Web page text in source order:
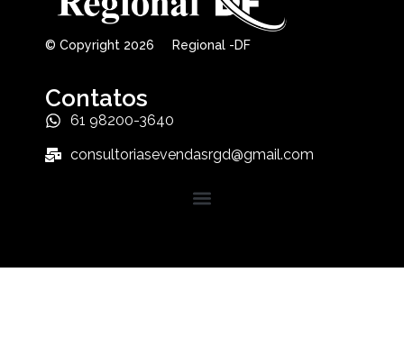
© Copyright 2026 Regional -DF
Contatos
61 98200-3640
consultoriasevendasrgd@gmail.com